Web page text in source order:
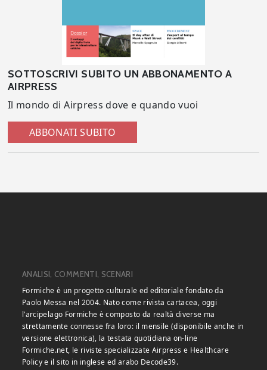
SOTTOSCRIVI SUBITO UN ABBONAMENTO A
AIRPRESS
Il mondo di Airpress dove e quando vuoi
ABBONATI SUBITO
ANALISI, COMMENTI, SCENARI
Formiche è un progetto culturale ed editoriale fondato da
Paolo Messa nel 2004. Nato come rivista cartacea, oggi
l’arcipelago Formiche è composto da realtà diverse ma
strettamente connesse fra loro: il mensile (disponibile anche in
versione elettronica), la testata quotidiana on-line
Formiche.net, le riviste specializzate Airpress e Healthcare
Policy e il sito in inglese ed arabo Decode39.